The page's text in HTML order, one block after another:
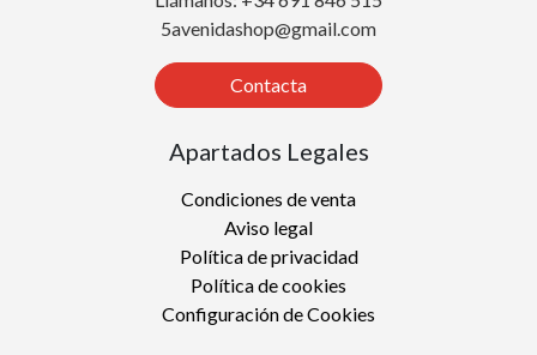
5avenidashop@gmail.com
Contacta
Apartados Legales
Condiciones de venta
Aviso legal
Política de privacidad
Política de cookies
Configuración de Cookies